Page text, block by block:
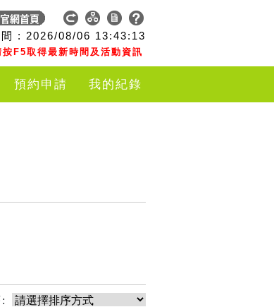
: 2026/08/06 13:43:13
F5取得最新時間及活動資訊
預約申請 我的紀錄